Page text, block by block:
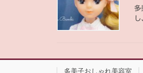
多
多美子おしゃれ美容室